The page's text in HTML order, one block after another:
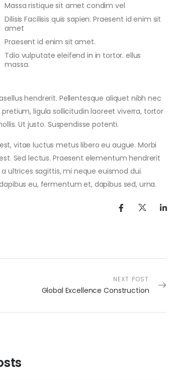
Massa ristique sit amet condim vel
Dilisis Facilisis quis sapien. Praesent id enim sit
amet
Praesent id enim sit amet.
Tdio vulputate eleifend in in tortor. ellus
massa.
hendrerit. Pellentesque aliquet nibh nec
pretium, ligula sollicitudin laoreet viverra, tortor
Ut justo. Suspendisse potenti.
vitae luctus metus libero eu augue. Morbi
Sed lectus. Praesent elementum hendrerit
ultrices sagittis, mi neque euismod dui.
eu, fermentum et, dapibus sed, urna.
NEXT POST
Global Excellence Construction